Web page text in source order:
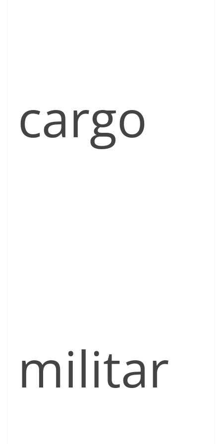
cargo
militar